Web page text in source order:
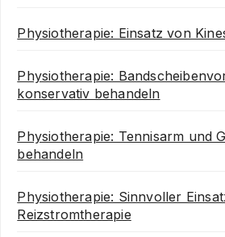
Physiotherapie: Einsatz von
Physiotherapie:
konservativ behandeln
Physiotherapie: Tennisarm und
behandeln
Physiotherapie: Sinnvoller
Reizstromtherapie